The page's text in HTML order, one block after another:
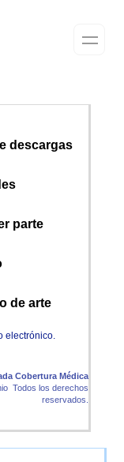
descargas
parte
de arte
electrónico.
Cobertura Médica
Todos los derechos
reservados.